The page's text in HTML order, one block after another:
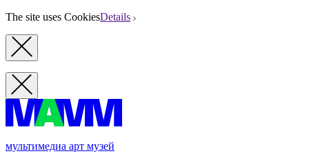
The site uses CookiesDetails
мультимедиа арт музей